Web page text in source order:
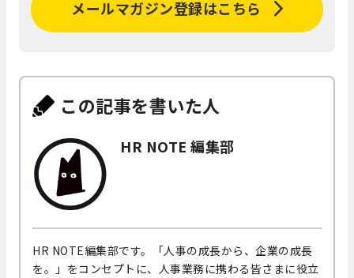
メールマガジン登録はこちら
この記事を書いた人
HR NOTE 編集部
HR NOTE編集部です。「人事の成長から、企業の成長
を。」をコンセプトに、人事業務に携わる皆さまに役立